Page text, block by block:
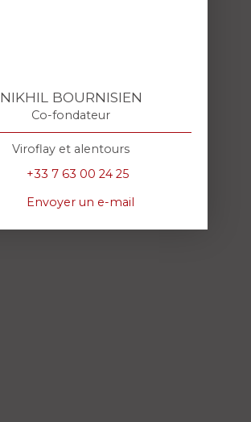
NIKHIL BOURNISIEN
Co-fondateur
Viroflay et alentours
+33 7 63 00 24 25
Envoyer un e-mail